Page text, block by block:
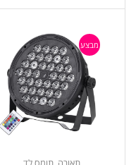
מבצע